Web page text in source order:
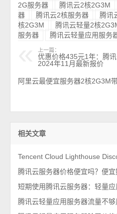
2G服务器
腾讯云2核2G3M
器
腾讯云2核服务器 腾讯
核2G3M
腾讯云轻量2核
服务器
腾讯云轻量应用服务
上一篇：
优惠价格435元1年：腾
2024年11月最新报价
阿里云最便宜服务器2核2G3M
相关文章